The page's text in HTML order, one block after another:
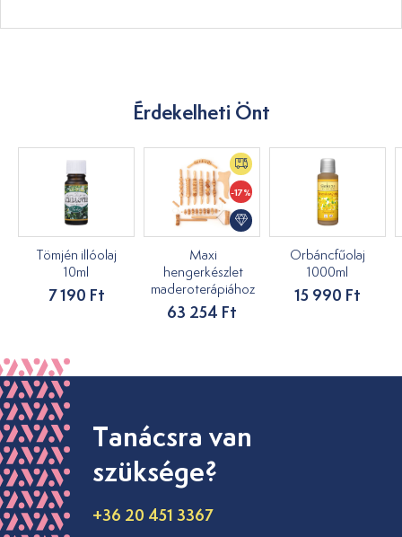
Érdekelheti Önt
Tömjén illóolaj
10ml
7 190 Ft
-17%
Maxi
hengerkészlet
maderoterápiához
63 254 Ft
Orbáncfűolaj
1000ml
15 990 Ft
Tanácsra van
szüksége?
+36 20 451 3367